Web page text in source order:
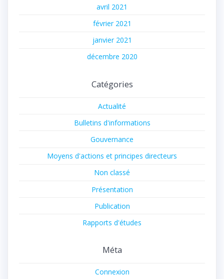
avril 2021
février 2021
janvier 2021
décembre 2020
Catégories
Actualité
Bulletins d'informations
Gouvernance
Moyens d'actions et principes directeurs
Non classé
Présentation
Publication
Rapports d'études
Méta
Connexion